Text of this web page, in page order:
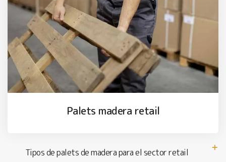
Palets madera retail
Tipos de palets de madera para el sector retail